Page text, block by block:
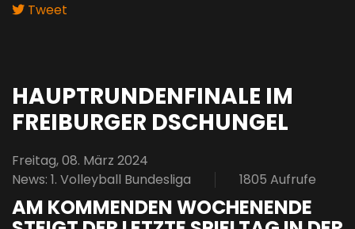
Tweet
HAUPTRUNDENFINALE IM
FREIBURGER DSCHUNGEL
Freitag, 08. März 2024
News: 1. Volleyball Bundesliga
1805 Aufrufe
AM KOMMENDEN WOCHENENDE